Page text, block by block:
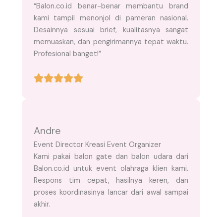
“Balon.co.id benar-benar membantu brand
kami tampil menonjol di pameran nasional.
Desainnya sesuai brief, kualitasnya sangat
memuaskan, dan pengirimannya tepat waktu.
Profesional banget!”
Andre
Event Director Kreasi Event Organizer
Kami pakai balon gate dan balon udara dari
Balon.co.id untuk event olahraga klien kami.
Respons tim cepat, hasilnya keren, dan
proses koordinasinya lancar dari awal sampai
akhir.